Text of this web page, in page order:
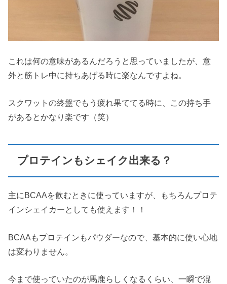
これは何の意味があるんだろうと思っていましたが、意
外と筋トレ中に持ちあげる時に楽なんですよね。
スクワットの終盤でもう疲れ果ててる時に、この持ち手
があるとかなり楽です（笑）
プロテインもシェイク出来る？
主にBCAAを飲むときに使っていますが、もちろんプロテ
インシェイカーとしても使えます！！
BCAAもプロテインもパウダーなので、基本的に使い心地
は変わりません。
今まで使っていたのが馬鹿らしくなるくらい、一瞬で混